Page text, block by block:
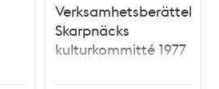
Verksamhetsberättelse,
Skarpnäcks
kulturkommitté 1977